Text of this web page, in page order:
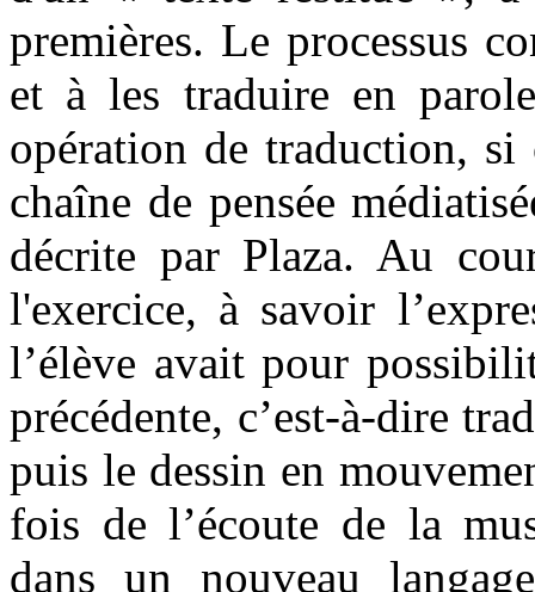
premières. Le processus
et à les traduire en
opération de traduction,
chaîne de pensée
décrite par Plaza. Au
l'exercice, à savoir
l’élève avait pour
précédente, c’est-à-dire
puis le dessin en
fois de l’écoute de la
dans un nouveau